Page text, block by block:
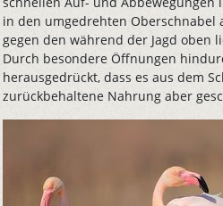
in den umgedrehten Oberschnabel
gegen den während der Jagd oben
Durch besondere Öffnungen
herausgedrückt, dass es aus dem
zurückbehaltene Nahrung aber